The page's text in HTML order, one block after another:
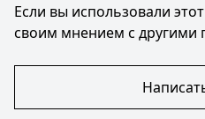
Если вы использовали
своим мнением с другими